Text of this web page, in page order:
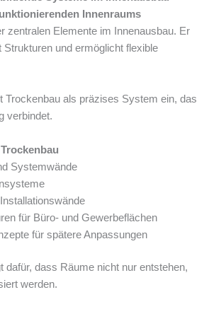
Innenraums
zentralen Elemente im Innenausbau. Er
und ermöglicht flexible
Trockenbau als präzises System ein, das
verbindet.
Systemwände
für Büro- und Gewerbeflächen
für spätere Anpassungen
dafür, dass Räume nicht nur entstehen,
werden.